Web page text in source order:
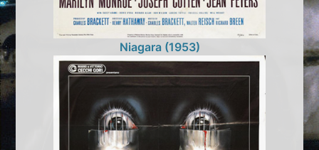
Niagara (1953)